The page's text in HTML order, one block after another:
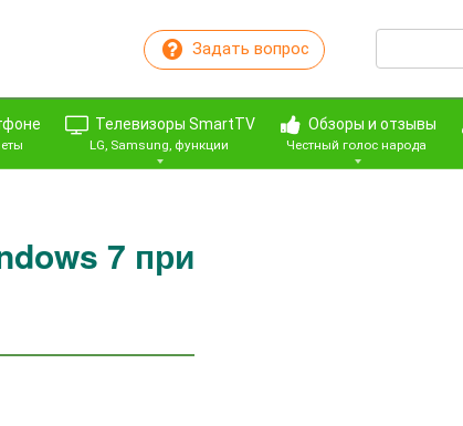
Задать вопрос Поиск:
Телевизоры SmartTV
LG, Samsung, функции
Обзоры и отзывы
Честный голос народа
7 при